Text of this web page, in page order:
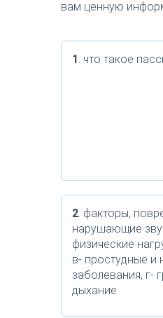
вам ценную
1. что такое
2. факторы,
нарушающие
физические
в- простудные и
заболевания, г-
дыхание